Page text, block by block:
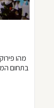
מהו
בתחום